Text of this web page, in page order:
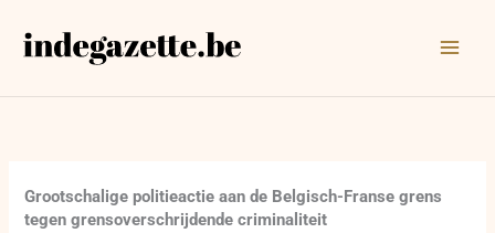
naar
Grootschalige politieactie aan de Belgisch-Franse grens
tegen grensoverschrijdende criminaliteit